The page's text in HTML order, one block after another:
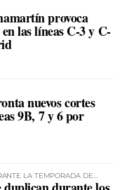
provoca
las líneas C-3 y C-
nuevos cortes
9B, 7 y 6 por
LA TEMPORADA DE